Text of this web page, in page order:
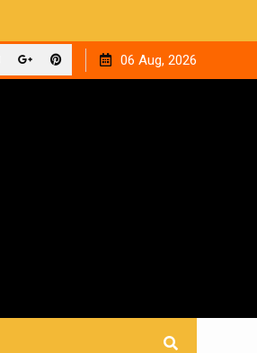
बेटी का किया सौदा, अपहरण की झूठी कहानी
06 Aug, 2026